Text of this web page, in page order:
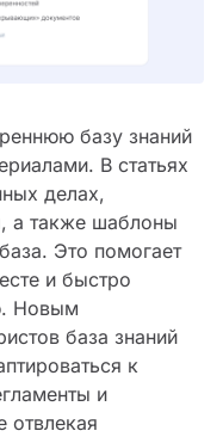
базу знаний
В статьях
делах,
а также шаблоны
Это помогает
и быстро
Новым
база знаний
к
и
отвлекая